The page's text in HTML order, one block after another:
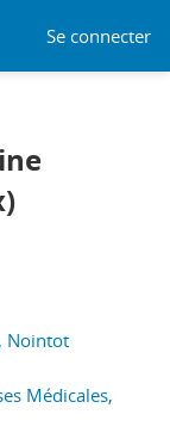
Se connecter
Nointot
Médicales,